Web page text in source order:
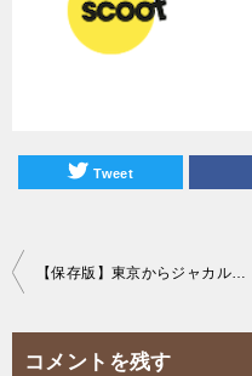
Tweet
投
【保存版】東京からジャカルタ行きの直行便&LCC情報をまとめて紹介！
コメントを残す